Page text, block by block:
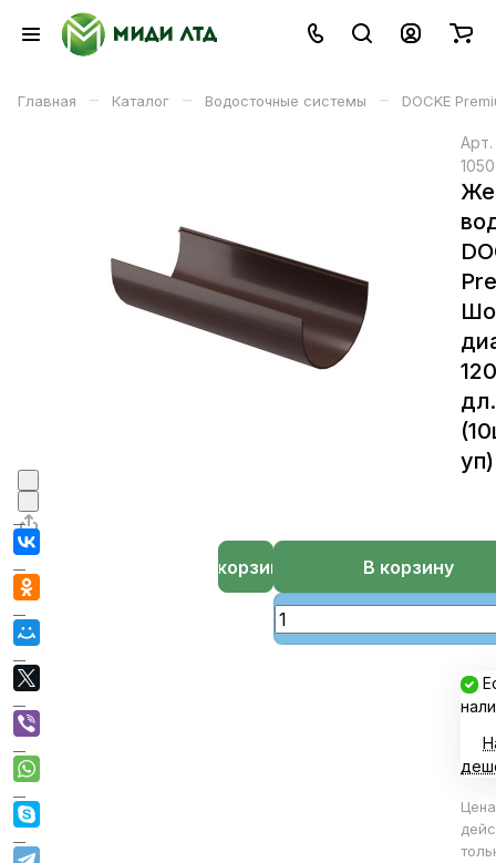
Главная – Каталог – Водосточные системы – DOCKE
Арт.
1050
уп)
В корзину
В корзине
Цена